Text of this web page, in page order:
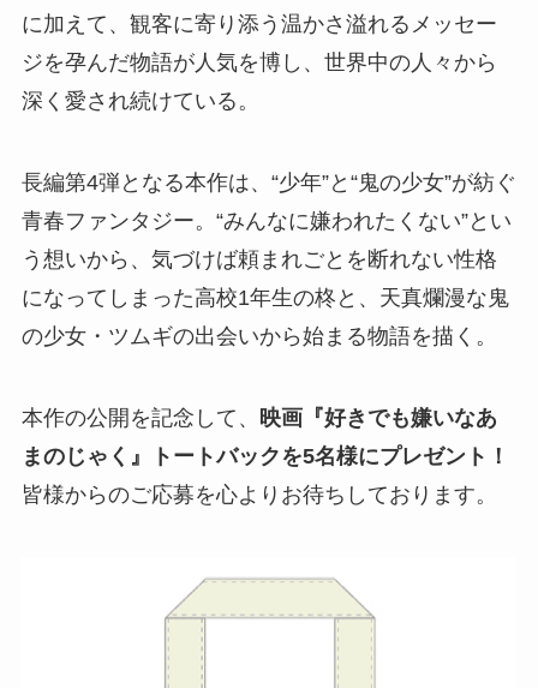
に加えて、観客に寄り添う温かさ溢れるメッセー
ジを孕んだ物語が人気を博し、世界中の人々から
深く愛され続けている。
長編第4弾となる本作は、“少年”と“鬼の少女”が紡ぐ
青春ファンタジー。“みんなに嫌われたくない”とい
う想いから、気づけば頼まれごとを断れない性格
になってしまった高校1年生の柊と、天真爛漫な鬼
の少女・ツムギの出会いから始まる物語を描く。
本作の公開を記念して、
映画『好きでも嫌いなあ
まのじゃく』トートバックを5名様にプレゼント！
皆様からのご応募を心よりお待ちしております。